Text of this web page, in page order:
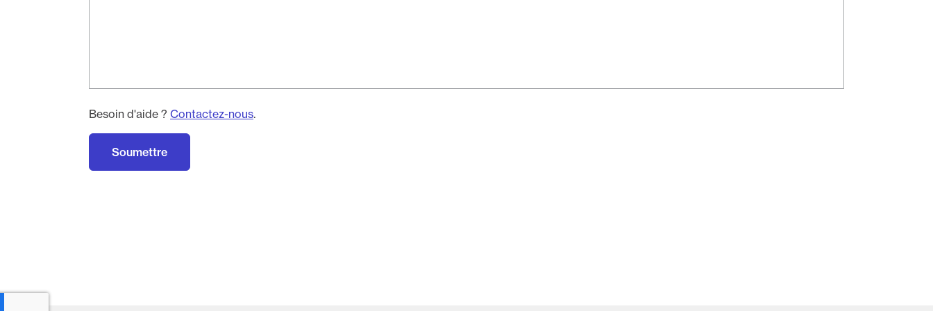
Besoin d'aide ? Contactez-nous.
Soumettre